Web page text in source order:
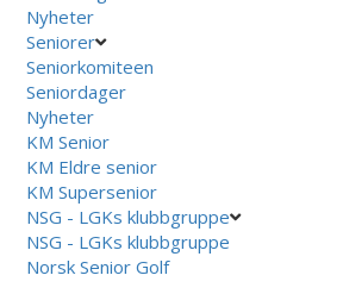
Nyheter
Seniorer
Seniorkomiteen
Seniordager
Nyheter
KM Senior
KM Eldre senior
KM Supersenior
NSG - LGKs klubbgruppe
NSG - LGKs klubbgruppe
Norsk Senior Golf